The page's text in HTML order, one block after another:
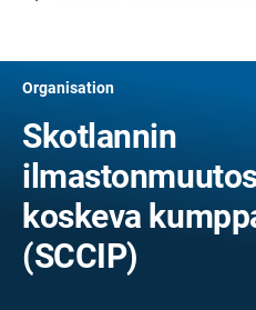
Organisation
Skotlannin
koskeva
(SCCIP)